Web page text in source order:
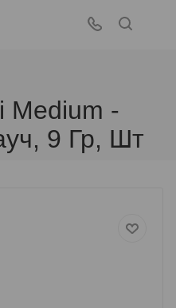
Medium -
9 Гр, Шт